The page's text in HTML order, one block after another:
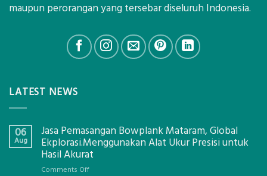
maupun perorangan yang tersebar diseluruh Indonesia.
LATEST NEWS
06
Aug
Jasa Pemasangan Bowplank Mataram, Global
Ekplorasi.Menggunakan Alat Ukur Presisi untuk
Hasil Akurat
Comments Offon